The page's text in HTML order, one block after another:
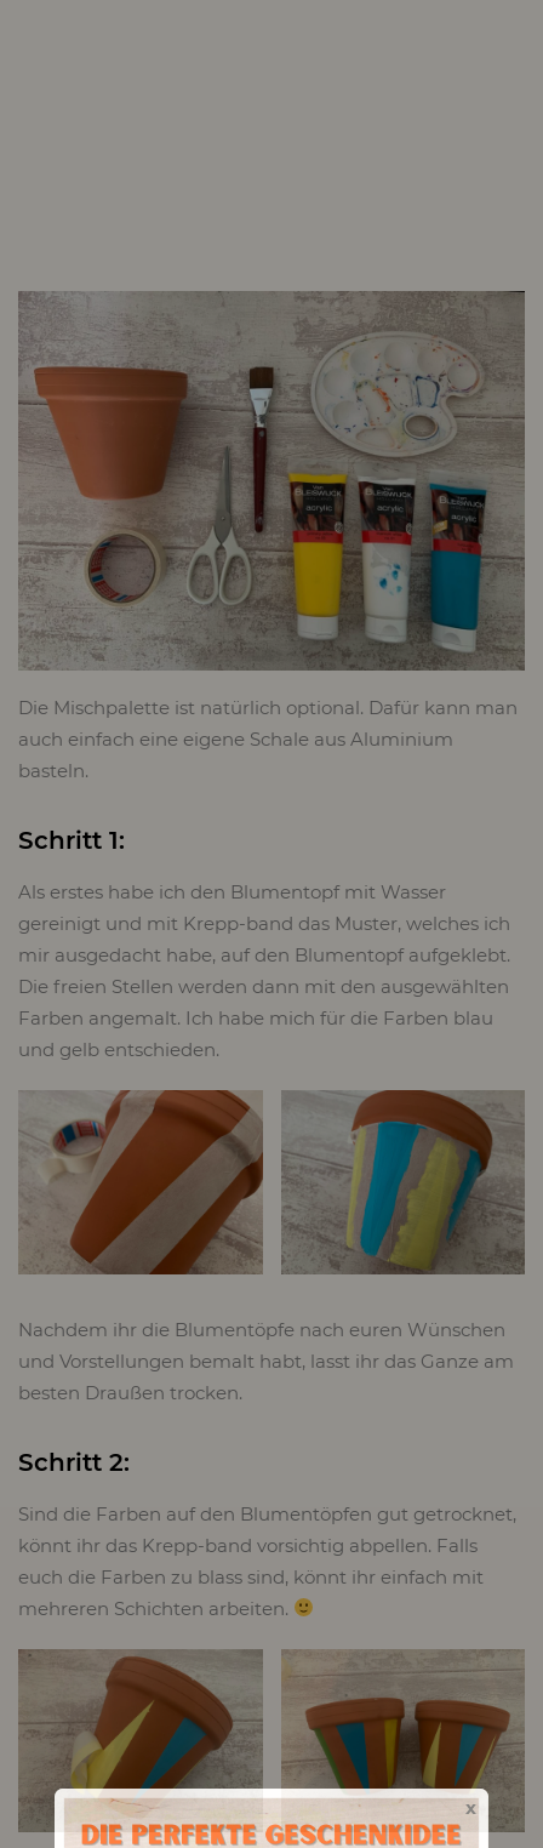
x
Die Mischpalette ist natürlich optional. Dafür kann man
auch einfach eine eigene Schale aus Aluminium
basteln.
Schritt 1:
Als erstes habe ich den Blumentopf mit Wasser
gereinigt und mit Krepp-band das Muster, welches ich
mir ausgedacht habe, auf den Blumentopf aufgeklebt.
Die freien Stellen werden dann mit den ausgewählten
Farben angemalt. Ich habe mich für die Farben blau
und gelb entschieden.
Nachdem ihr die Blumentöpfe nach euren Wünschen
und Vorstellungen bemalt habt, lasst ihr das Ganze am
besten Draußen trocken.
Schritt 2:
Sind die Farben auf den Blumentöpfen gut getrocknet,
könnt ihr das Krepp-band vorsichtig abpellen. Falls
euch die Farben zu blass sind, könnt ihr einfach mit
mehreren Schichten arbeiten.